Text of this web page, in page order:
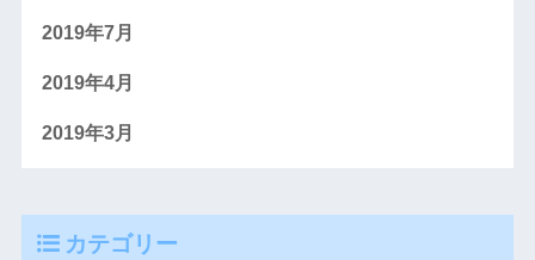
2019年7月
2019年4月
2019年3月
カテゴリー